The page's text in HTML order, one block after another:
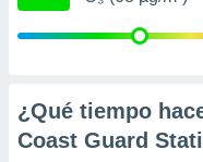
publicidad
¿Qué tiempo
Coast Guard